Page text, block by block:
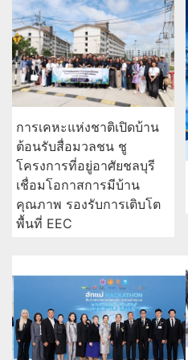
การเคหะแห่งชาติเปิดบ้าน
ต้อนรับสื่อมวลชน ชู
โครงการที่อยู่อาศัยชลบุรี
เชื่อมโอกาสการมีบ้าน
คุณภาพ รองรับการเติบโต
พื้นที่ EEC